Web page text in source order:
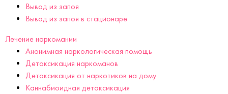
Вывод из запоя
Вывод из запоя в стационаре
Лечение наркомании
Анонимная наркологическая помощь
Детоксикация наркоманов
Детоксикация от наркотиков на дому
Каннабиоидная детоксикация